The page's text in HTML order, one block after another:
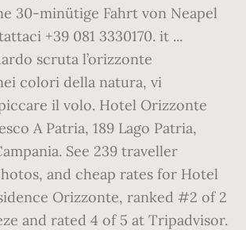
30-minütige Fahrt von Neapel
+39 081 3330170. it ...
scruta l’orizzonte
colori della natura, vi
il volo. Hotel Orizzonte
A Patria, 189 Lago Patria,
See 239 traveller
and cheap rates for Hotel
Orizzonte, ranked #2 of 2
and rated 4 of 5 at Tripadvisor.